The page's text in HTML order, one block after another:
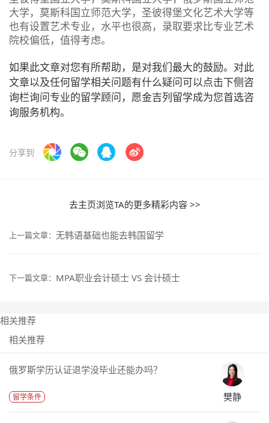
大学，莫斯科国立师范大学，圣彼得堡文化艺术大学等
也有设置艺术专业，水平也很高，录取要求比专业艺术
院校偏低，值得考虑。
如果此文章对您有所帮助，是对我们最大的鼓励。对此
文章以及任何留学相关问题有什么疑问可以点击下侧咨
询栏询问专业的留学顾问，愿金吉列留学成为您首选咨
询服务机构。
分享到
去主页浏览TA的更多精彩内容 >>
上一篇文章： 无韩语基础也能去韩国留学
下一篇文章： MPA职业会计硕士 VS 会计硕士
相关推荐
相关推荐
俄罗斯学历认证退学没毕业还能办吗？
留学条件 樊静